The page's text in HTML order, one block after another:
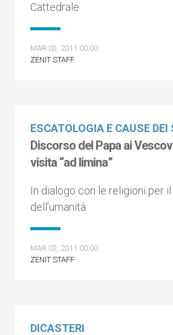
Cattedrale
MAR 03, 2011 00:00
ZENIT STAFF
ESCATOLOGIA E CAUSE DEI
Discorso del Papa ai
visita “ad limina”
In dialogo con le religioni per
dell’umanità
MAR 03, 2011 00:00
ZENIT STAFF
DICASTERI